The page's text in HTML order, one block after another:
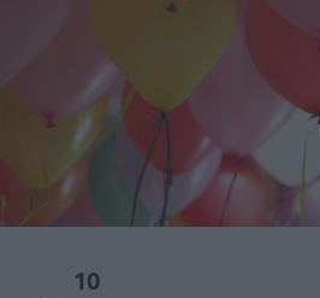
10